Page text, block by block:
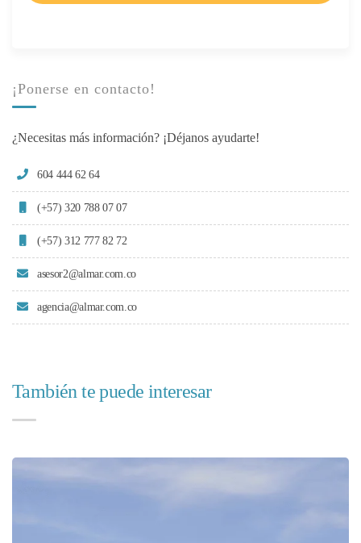
¡Ponerse en contacto!
¿Necesitas más información? ¡Déjanos ayudarte!
604 444 62 64
(+57) 320 788 07 07
(+57) 312 777 82 72
asesor2@almar.com.co
agencia@almar.com.co
También te puede interesar